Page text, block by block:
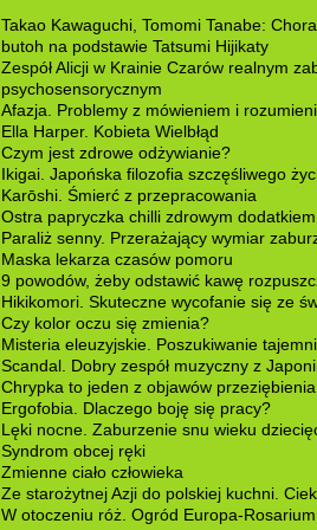
Takao Kawaguchi, Tomomi Tanabe:
butoh na podstawie Tatsumi Hijikaty
Zespół Alicji w Krainie Czarów realnym
psychosensorycznym
Afazja. Problemy z mówieniem i
Ella Harper. Kobieta Wielbłąd
Czym jest zdrowe odżywianie?
Ikigai. Japońska filozofia szczęśliwego
Karōshi. Śmierć z przepracowania
Ostra papryczka chilli zdrowym
Paraliż senny. Przerażający wymiar
Maska lekarza czasów pomoru
9 powodów, żeby odstawić kawę
Hikikomori. Skuteczne wycofanie się ze
Czy kolor oczu się zmienia?
Misteria eleuzyjskie. Poszukiwanie
Scandal. Dobry zespół muzyczny z
Chrypka to jeden z objawów przeziębienia
Ergofobia. Dlaczego boję się pracy?
Lęki nocne. Zaburzenie snu wieku
Syndrom obcej ręki
Zmienne ciało człowieka
Ze starożytnej Azji do polskiej kuchni.
W otoczeniu róż. Ogród Europa-Rosarium